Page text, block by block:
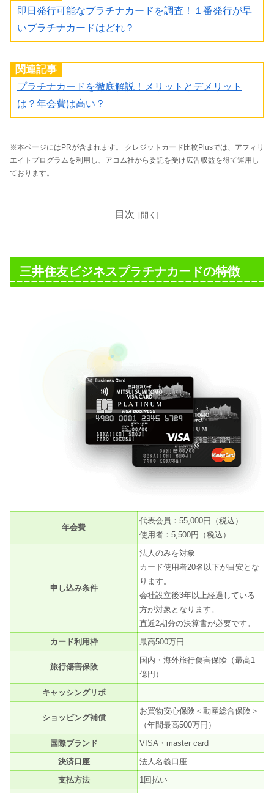
即日発行可能なプラチナカードを調査！１番発行が早
いプラチナカードはどれ？
関連記事
プラチナカードを徹底解説！メリットとデメリット
は？年会費は高い？
※本ページにはPRが含まれます。 クレジットカード比較Plusでは、アフィリ
エイトプログラムを利用し、アコム社から委託を受け広告収益を得て運用し
ております。
目次
三井住友ビジネスプラチナカードの特徴
年会費
代表会員：55,000円（税込）
使用者：5,500円（税込）
申し込み条件
法人のみを対象
カード使用者20名以下が目安とな
ります。
会社設立後3年以上経過している
方が対象となります。
直近2期分の決算書が必要です。
カード利用枠
最高500万円
旅行傷害保険
国内・海外旅行傷害保険（最高1
億円）
キャッシングリボ
–
ショッピング補償
お買物安心保険＜動産総合保険＞
（年間最高500万円）
国際ブランド
VISA・master card
決済口座
法人名義口座
支払方法
1回払い